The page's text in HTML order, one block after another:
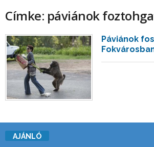
Címke: páviánok
Páviánok
AJÁNLÓ